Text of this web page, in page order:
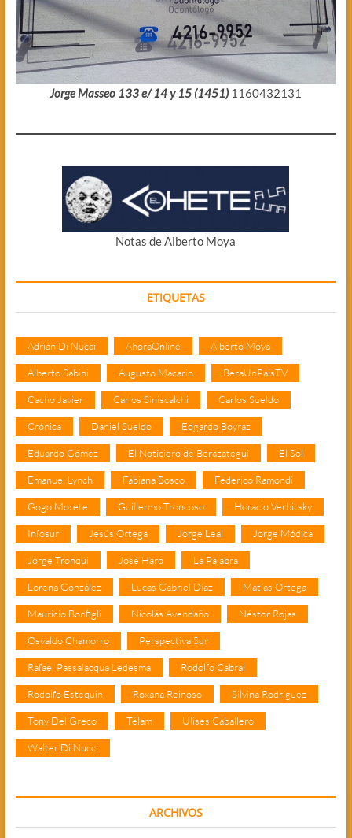
Jorge Masseo 133 e/ 14 y 15 (1451) 1160432131
Notas de Alberto Moya
ETIQUETAS
Adrián Di Nucci AhoraOnline Alberto Moya
Alberto Sabini Augusto Macario BeraUnPaisTV
Cacho Javier Carlos Siniscalchi Carlos Sueldo
Crónica Daniel Sueldo Edgardo Boyraz
Eduardo Gómez El Noticiero de Berazategui El Sol
Emanuel Lynch Fabiana Bosco Federico Ramondi
Gogo Morete Guillermo Troncoso Horacio Verbitsky
Infosur Jesús Ortega Jorge Leal Jorge Módica
Jorge Tronqui José Haro La Palabra
Lorena González Lucas Gabriel Díaz Matías Ortega
Mauricio Bonfigli Nicolás Avendaño Néstor Rojas
Osvaldo Chamorro Perspectiva Sur
Rafael Passalacqua Ledesma Rodolfo Cabral
Rodolfo Estequin Roxana Reinoso Silvina Rodríguez
Tony Del Greco Télam Ulises Caballero
Walter Di Nucci
ARCHIVOS